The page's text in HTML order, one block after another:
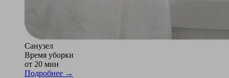
Санузел
Время уборки
от 20 мин
Подробнее →